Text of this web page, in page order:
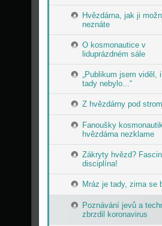
Hvězdárna, jak ji
neznáte
O kosmonautice v
liduprázdném sále
„Publikum jsem viděl,
tady nebylo...“
Z hvězdárny pod
Fanoušky
hvězdárna nezklame
Zákryty hvězd?
disciplína!
Mráz je tady, zima se
Poznávání jevů a
zbrzdil koronavirus